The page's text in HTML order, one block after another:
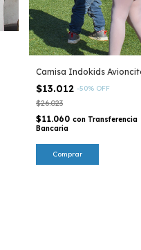
Camisa Indokids
$13.012 -50% OFF
$26.023
$11.060 con Transferencia
Bancaria
Comprar